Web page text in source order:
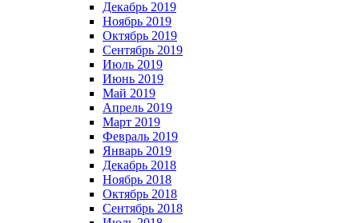
Декабрь 2019
Ноябрь 2019
Октябрь 2019
Сентябрь 2019
Июль 2019
Июнь 2019
Май 2019
Апрель 2019
Март 2019
Февраль 2019
Январь 2019
Декабрь 2018
Ноябрь 2018
Октябрь 2018
Сентябрь 2018